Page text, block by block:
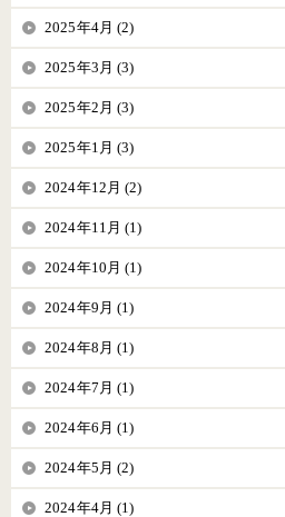
2025年4月 (2)
2025年3月 (3)
2025年2月 (3)
2025年1月 (3)
2024年12月 (2)
2024年11月 (1)
2024年10月 (1)
2024年9月 (1)
2024年8月 (1)
2024年7月 (1)
2024年6月 (1)
2024年5月 (2)
2024年4月 (1)